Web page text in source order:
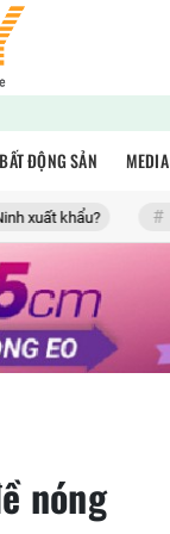
BẤT ĐỘNG SẢN MEDIA
Tượng ngựa
nóng